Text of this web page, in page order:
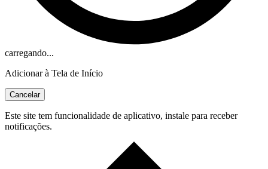
carregando...
Adicionar à Tela de Início
Cancelar
Este site tem funcionalidade de aplicativo, instale para receber
notificações.